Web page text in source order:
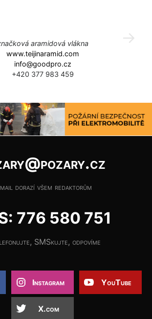
aramidová vlákna
www.teijinaramid.com
info@goodpro.cz
+420 377 983 459
dorazí všem redaktorům
776 580 751
SMSkujte, odpovíme
Instagram YouTube
X.com